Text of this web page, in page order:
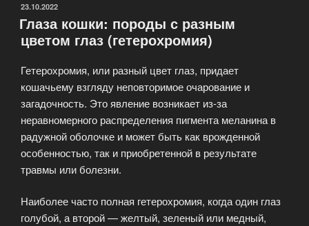
ОПУБЛИКОВАНО
23.10.2022
Глаза кошки: породы с разным
цветом глаз (гетерохромия)
Гетерохромия, или разный цвет глаз, придает
кошачьему взгляду неповторимое очарование и
загадочность. Это явление возникает из-за
неравномерного распределения пигмента меланина в
радужной оболочке и может быть как врожденной
особенностью, так и приобретенной в результате
травмы или болезни.
Наиболее часто полная гетерохромия, когда один глаз
голубой, а второй — желтый, зеленый или медный,